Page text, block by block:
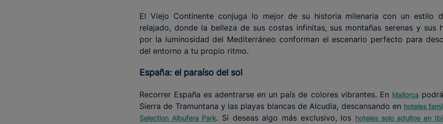
El Viejo Continente conjuga lo mejor de su historia milenaria con un estilo
relajado, donde la belleza de sus costas infinitas, sus montañas serenas y sus
por la luminosidad del Mediterráneo conforman el escenario perfecto para
del entorno a tu propio ritmo.
España: el paraíso del sol
Recorrer España es adentrarse en un país de colores vibrantes. En Mallorca
Sierra de Tramuntana y las playas blancas de Alcudia, descansando en hoteles
Selection Albufera Park. Si deseas algo más exclusivo, los hoteles solo adultos en